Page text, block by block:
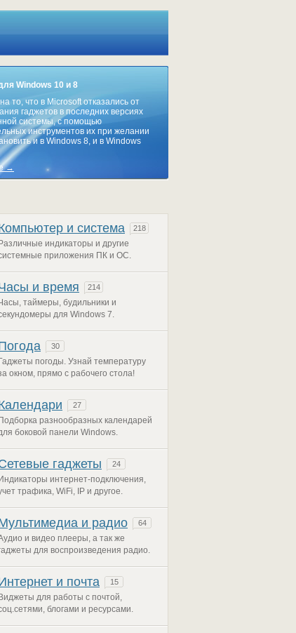
Windows 10 и 8
то, что в Microsoft отказались от
гаджетов в последних версиях
системы, с помощью
инструментов их при желании
и в Windows 8, и в Windows
→
и система 218
Различные индикаторы и другие
приложения ПК и ОС.
и время 214
таймеры, будильники и
для Windows 7.
30
Гаджеты погоды. Узнай температуру
окном, прямо с рабочего стола!
27
Подборка разнообразных календарей
боковой панели Windows.
гаджеты 24
Индикаторы интернет-подключения,
трафика, WiFi, IP и другое.
и радио 64
и видео плееры, а так же
для воспроизведения радио.
и почта 15
Виджеты для работы с почтой,
блогами и ресурсами.